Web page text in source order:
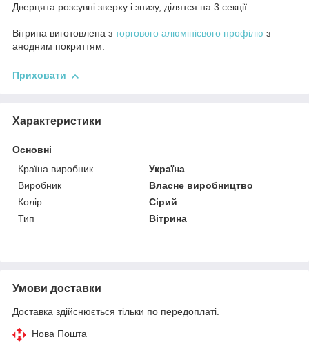
Дверцята розсувні зверху і знизу, ділятся на 3 секції
Вітрина виготовлена з торгового алюмінієвого профілю з
анодним покриттям.
Приховати
Характеристики
Основні
Країна виробник
Україна
Виробник
Власне виробництво
Колір
Сірий
Тип
Вітрина
Умови доставки
Доставка здійснюється тільки по передоплаті.
Нова Пошта